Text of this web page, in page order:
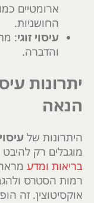
ארומטיים
החושניות.
עיסוי זוגי:
והדברה.
יתרונות
הנאה
היתרונות של
מוגבלים רק
בריאות ומדע
רמות הסטרס
אוקסיטוצין. זה